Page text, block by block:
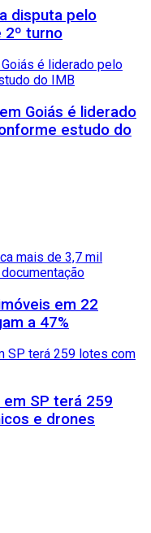
disputa pelo
2º turno
Goiás é liderado
estudo do
em 22
a 47%
em SP terá 259
e drones